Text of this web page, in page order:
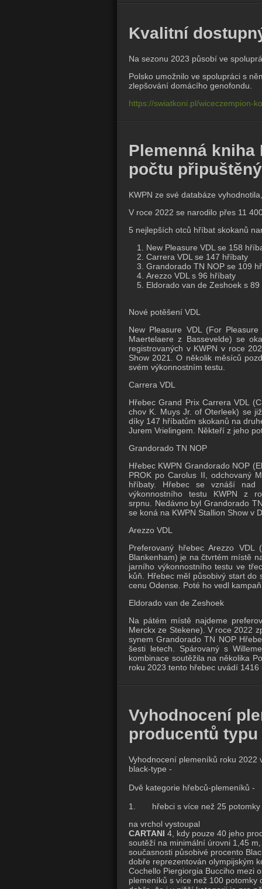
Kvalitní
Na sezonu 2023 působí ve
Polsko umožnilo ve spolupráci s
zlepšování domácího genofondu.
https://swiatkoni.pl/wiceczempion-
Plemenná
počtu
KWPN ze své databáze
V roce 2022 se narodilo přes 11
5 nejlepších otců hříbat skokanů
New Pleasure VDL se 158
Carrera VDL se 147 hříbaty
Grandorado TN NOP se 109
Arezzo VDL s 96 hříbaty
Eldorado van de Zeshoek s
Nové potěšení VDL
New Pleasure VDL (For
Maertelaere z Bassevelde) se
registrovaných v KWPN v roce
Show 2021.O několik měsíců
svém výkonnostním testu.
Carrera VDL
Hřebec Grand Prix Carrera VDL
chov K. Muys Jr. of Oterleek) se
díky 147 hříbatům skokanů na
Jurem Vrielingem. Někteří z jeho
Grandorado TN NOP
Hřebec KWPN Grandorado NOP
PROK po Carolus II, odchovaný
hříbaty. Hřebec se vznáší nad
výkonnostního testu KWPN z
srpnu. Nedávno byl Grandorado
se koná na KWPN Stallion Show v
Arezzo VDL
Preferovaný hřebec Arezzo
Blankenham) je na čtvrtém místě
jarního výkonnostního testu ve
kůň. Hřebec měl působivý start do
cenu Odense. Poté ho vedl
Eldorado van de Zeshoek
Na pátém místě najdeme
Merckx ze Stekene). V roce 2022
synem Grandorado TN NOP
šesti letech. Spárovaný s
kombinace soutěžila na několika
roku 2023 tento hřebec uvádí
Vyhodnocení
producentů
Vyhodnocení plemeníků roku
black-type -
Dvě kategorie hřebců-plemeníků -
1. hřebci s více než 25 potomky
na vrchol vystoupal
CARTANI 4, kdy pouze 40 jeho
soutěží na minimální úrovni 1,45
současnosti působivé procento
dobře reprezentován olympijským
Cochello Piergiorgia Bucciho mezi
plemeníků s více než 100 potomky